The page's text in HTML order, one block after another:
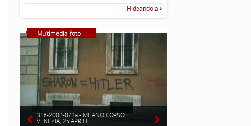
Hideandola
Multimedia: foto
316-2002-072a - MILANO CORSO
VENEZIA, 25 APRILE